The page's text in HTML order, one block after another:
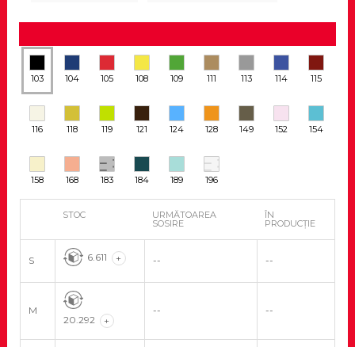
103 104 105 108 109 111 113 114 115
116 118 119 121 124 128 149 152 154
158 168 183 184 189 196
STOC URMĂTOAREA
SOSIRE
ÎN
PRODUCȚIE
S 6.611 + -- --
M
20.292
+
-- --